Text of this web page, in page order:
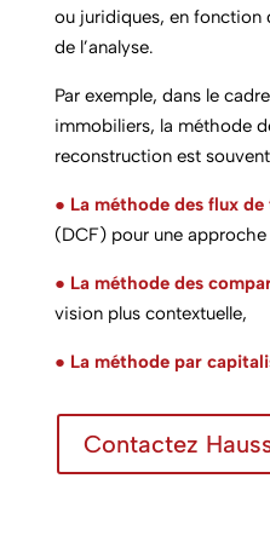
ou juridiques, en fonction
de l’analyse.
Par exemple, dans le
immobiliers, la méthode
reconstruction est
● La méthode des flux
(DCF) pour une approche
● La méthode des
vision plus contextuelle,
● La méthode par
Contactez